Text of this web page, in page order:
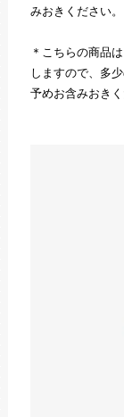
みおきください。
＊こちらの商品
しますので、多
予めお含みおきく